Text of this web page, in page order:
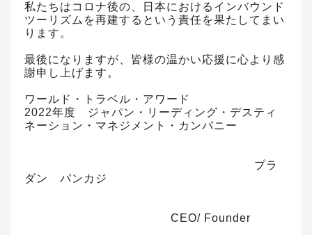
私たちはコロナ後の、日本におけるインバウンド
ツーリズムを再建するという責任を果たしてまい
ります。
最後になりますが、皆様の温かい応援に心より感
謝申し上げます。
ワールド・トラベル・アワード
2022年度 ジャパン・リーディング・デスティ
ネーション・マネジメント・カンパニー
プラ
ダン パンカジ
CEO/ Founder